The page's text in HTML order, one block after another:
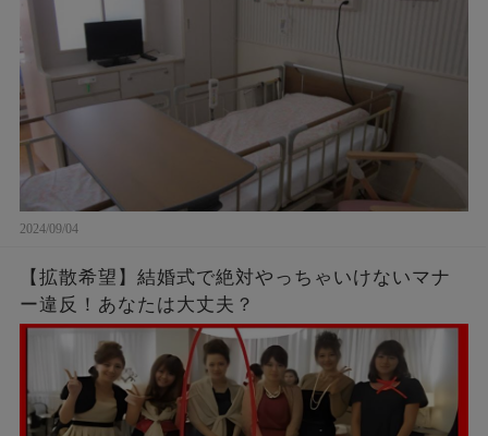
に涙が止まらない。
2024/09/04
【拡散希望】結婚式で絶対やっちゃいけないマナ
ー違反！あなたは大丈夫？